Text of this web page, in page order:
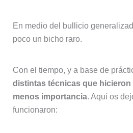
En medio del bullicio
poco un bicho raro.
Con el tiempo, y a base de
distintas técnicas que hicieron
menos importancia. Aquí os
funcionaron: